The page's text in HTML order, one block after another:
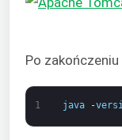
Po
1 java -